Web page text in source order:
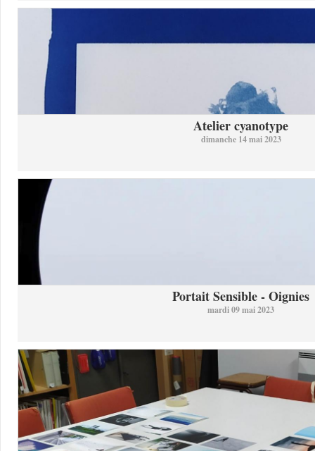
Atelier cyanotype
dimanche 14 mai 2023
Portait Sensible - Oignies
mardi 09 mai 2023